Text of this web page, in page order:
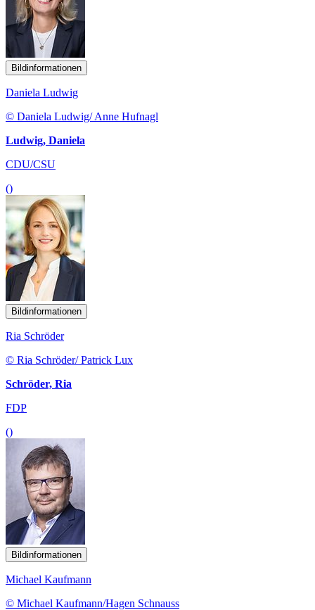
Bildinformationen
Daniela Ludwig
© Daniela Ludwig/ Anne Hufnagl
Ludwig, Daniela
CDU/CSU
()
Bildinformationen
Ria Schröder
© Ria Schröder/ Patrick Lux
Schröder, Ria
FDP
()
Bildinformationen
Michael Kaufmann
© Michael Kaufmann/Hagen Schnauss